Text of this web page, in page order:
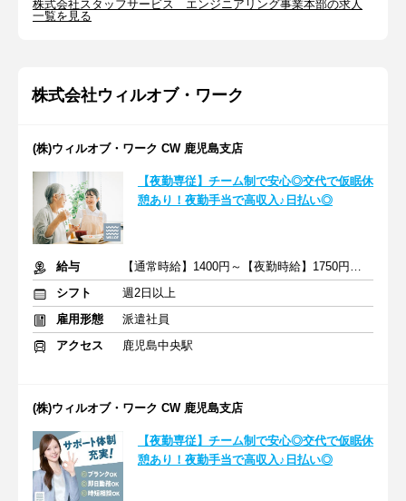
株式会社スタッフサービス エンジニアリング事業本部の求人
一覧を見る
株式会社ウィルオブ・ワーク
(株)ウィルオブ・ワーク CW 鹿児島支店
【夜勤専従】チーム制で安心◎交代で仮眠休
憩あり！夜勤手当で高収入♪日払い◎
給与
【通常時給】1400円～【夜勤時給】1750円～ ＋交通費
シフト
週2日以上
雇用形態
派遣社員
アクセス
鹿児島中央駅
(株)ウィルオブ・ワーク CW 鹿児島支店
【夜勤専従】チーム制で安心◎交代で仮眠休
憩あり！夜勤手当で高収入♪日払い◎